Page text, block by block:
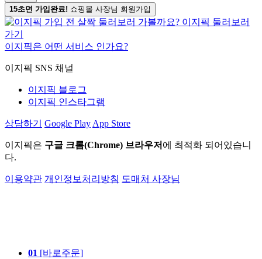
15초면 가입완료! 쇼핑몰 사장님 회원가입
이지픽은 어떤 서비스 인가요?
이지픽 SNS 채널
이지픽 블로그
이지픽 인스타그램
상담하기 Google Play App Store
이지픽은 구글 크롬(Chrome) 브라우저 에 최적화 되어있습니
다.
이용약관 개인정보처리방침 도매처 사장님
01 [바로주문]